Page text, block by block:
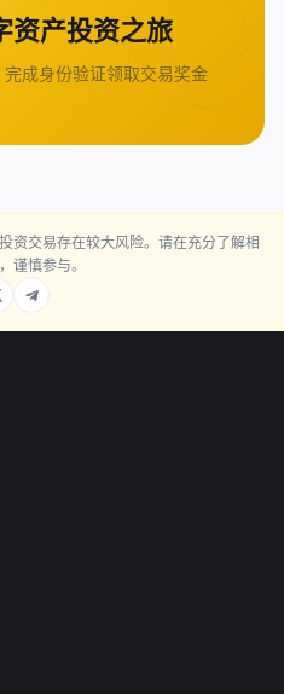
资产投资之旅
成身份验证领取交易奖金
资交易存在较大风险。请在充分了解相
谨慎参与。